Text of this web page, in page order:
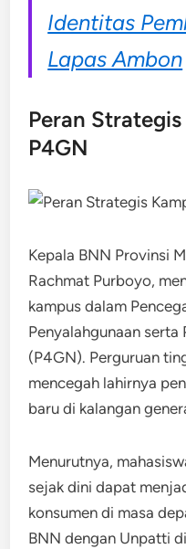
Identitas
Lapas Ambon
Peran
P4GN
Kepala BNN Provinsi
Rachmat Purboyo,
kampus dalam
Penyalahgunaan
(P4GN). Perguruan
mencegah lahirnya
baru di kalangan
Menurutnya,
sejak dini dapat
konsumen di masa
BNN dengan Unpatti